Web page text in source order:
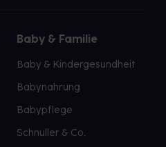
Baby & Familie
Baby & Kindergesundheit
Babynahrung
Babypflege
Schnuller & Co.